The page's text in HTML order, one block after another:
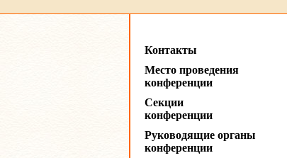
Контакты
Место проведения
конференции
Секции
конференции
Руководящие органы
конференции